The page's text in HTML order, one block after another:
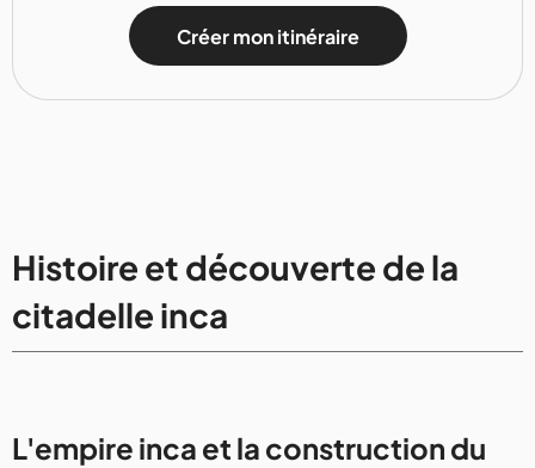
Créer mon itinéraire
Histoire et découverte de la
citadelle inca
L'empire inca et la construction du